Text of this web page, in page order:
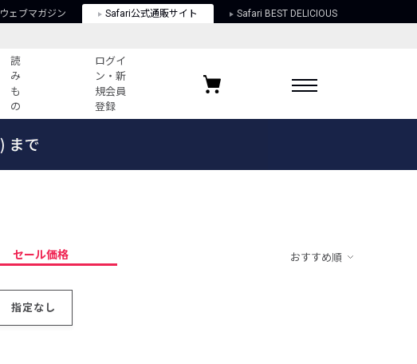
ェブマガジン Safari公式通販サイト Safari BEST DELICIOUS
読
み
も
の
ログイ
ン・新
規会員
登録
会社概要
ライバシーポリシー
特定商取引に関する法律
お気に入りブランド
セール価格 おすすめ順
指定なし